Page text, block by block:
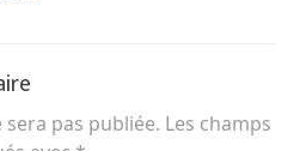
pas publiée. Les champs